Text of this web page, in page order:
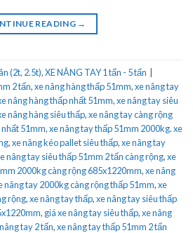
READING →
(2t, 2.5t),XE NÂNG TAY 1 tấn - 5 tấn
2 tấn,xe nâng hàng thấp 51mm,xe nâng tay
nâng hàng thấp nhất 51mm,xe nâng tay siêu
nâng hàng siêu thấp,xe nâng tay càng rộng
51mm,xe nâng tay thấp 51mm 2000kg. xe
,xe nâng kéo pallet siêu thấp,xe nâng tay
nâng tay siêu thấp 51mm 2 tấn càng rộng,xe
2000kg càng rộng 685x1220mm,xe nâng
nâng tay 2000kg càng rộng thấp 51mm,xe
rộng,xe nâng tay thấp,xe nâng tay siêu thấp
, giá xe nâng tay siêu thấp,xe nâng
tay 2 tấn,xe nâng tay thấp 51mm 2 tấn